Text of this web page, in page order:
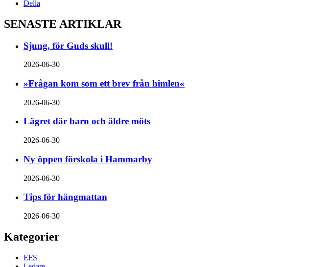
Della
SENASTE ARTIKLAR
Sjung, för Guds skull!
2026-06-30
»Frågan kom som ett brev från himlen«
2026-06-30
Lägret där barn och äldre möts
2026-06-30
Ny öppen förskola i Hammarby
2026-06-30
Tips för hängmattan
2026-06-30
Kategorier
EFS